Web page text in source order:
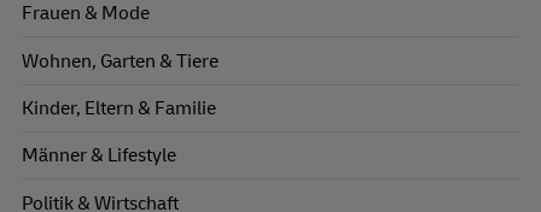
Frauen & Mode
Wohnen, Garten & Tiere
Kinder, Eltern & Familie
Männer & Lifestyle
Politik & Wirtschaft